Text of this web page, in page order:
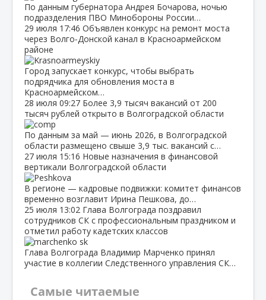
По данным губернатора Андрея Бочарова, ночью
подразделения ПВО Минобороны России…
29 июля 17:46 Объявлен конкурс на ремонт моста
через Волго‑Донской канал в Красноармейском
районе
Город запускает конкурс, чтобы выбрать
подрядчика для обновления моста в
Красноармейском…
28 июля 09:27 Более 3,9 тысяч вакансий от 200
тысяч рублей открыто в Волгоградской области
По данным за май — июнь 2026, в Волгоградской
области размещено свыше 3,9 тыс. вакансий с…
27 июля 15:16 Новые назначения в финансовой
вертикали Волгоградской области
В регионе — кадровые подвижки: комитет финансов
временно возглавит Ирина Пешкова, до…
25 июля 13:02 Глава Волгограда поздравил
сотрудников СК с профессиональным праздником и
отметил работу кадетских классов
Глава Волгограда Владимир Марченко принял
участие в коллегии Следственного управления СК…
Самые читаемые